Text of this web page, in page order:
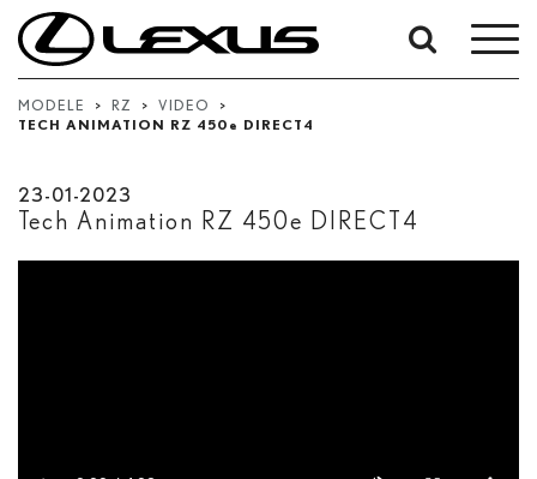
MODELE > RZ > VIDEO
>
TECH ANIMATION RZ 450 e DIRECT4
23-01-2023
Tech Animation RZ 450e DIRECT4
W
okresie
Od
-
Data rozpoczęcia